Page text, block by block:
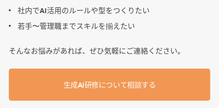
社内でAI活用のルールや型をつくりたい
若手〜管理職までスキルを揃えたい
そんなお悩みがあれば、ぜひ気軽にご連絡ください。
生成AI研修について相談する